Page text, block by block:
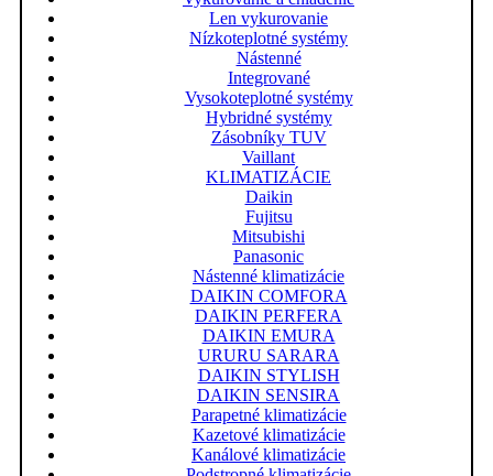
Len vykurovanie
Nízkoteplotné systémy
Nástenné
Integrované
Vysokoteplotné systémy
Hybridné systémy
Zásobníky TUV
Vaillant
KLIMATIZÁCIE
Daikin
Fujitsu
Mitsubishi
Panasonic
Nástenné klimatizácie
DAIKIN COMFORA
DAIKIN PERFERA
DAIKIN EMURA
URURU SARARA
DAIKIN STYLISH
DAIKIN SENSIRA
Parapetné klimatizácie
Kazetové klimatizácie
Kanálové klimatizácie